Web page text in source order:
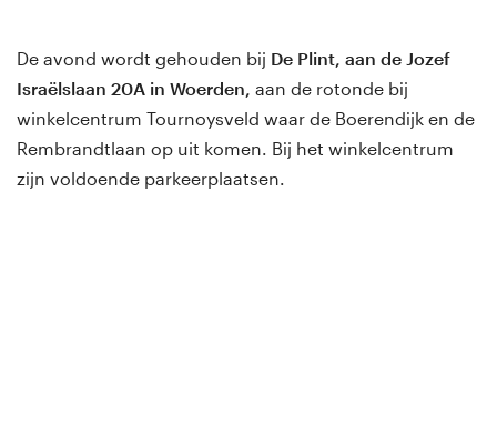
De avond wordt gehouden bij De Plint, aan de Jozef
Israëlslaan 20A in Woerden, aan de rotonde bij
winkelcentrum Tournoysveld waar de Boerendijk en de
Rembrandtlaan op uit komen. Bij het winkelcentrum
zijn voldoende parkeerplaatsen.